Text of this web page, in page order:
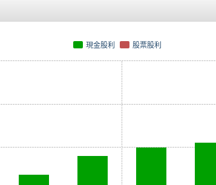
現金股利 股票股利